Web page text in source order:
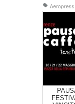
Aeropress